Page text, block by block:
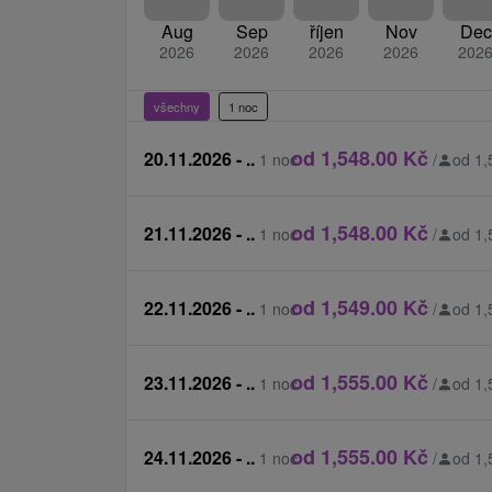
polopenzí, volný vstup do bazénu s
bez procedur.
Dítě od 12 let platí jako dospělá
které jsou v ceně pobytu a nejsou
místní poplatek 2,00 € / osoba / noc,
parkování 4 € / noc
superior)
oběd dospělá osoba 20 € / osoba /
(pes) a je třeba ho nahlásit už při
Aug
2026
Sep
2026
říjen
2026
Nov
2026
Dec
2026
všechny 1 noc
20.11.2026 - .. 1 nocod 1,548.00 Kč / od
21.11.2026 - .. 1 nocod 1,548.00 Kč / od
22.11.2026 - .. 1 nocod 1,549.00 Kč / od
23.11.2026 - .. 1 nocod 1,555.00 Kč / od
24.11.2026 - .. 1 nocod 1,555.00 Kč / od